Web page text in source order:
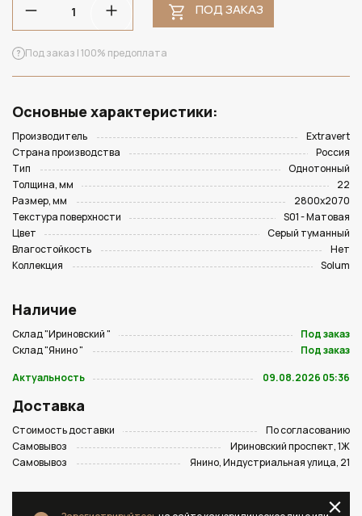
ПОД ЗАКАЗ
Под заказ | 100% предоплата
Основные характеристики:
Производитель
Extravert
Страна производства
Россия
Тип
Однотонный
Толщина, мм
22
Размер, мм
2800х2070
Текстура поверхности
S01 - Матовая
Цвет
Серый туманный
Влагостойкость
Нет
Коллекция
Solum
Наличие
Склад "Ириновский "
Под заказ
Склад "Янино "
Под заказ
Актуальность
09.08.2026 05:36
Доставка
Стоимость доставки
По согласованию
Самовывоз
Ириновский проспект, 1Ж
Самовывоз
Янино, Индустриальная улица, 21